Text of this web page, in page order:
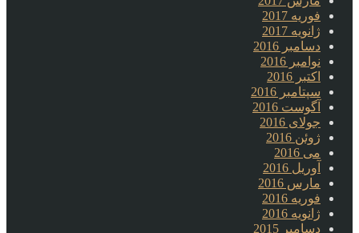
فوریه 2017
ژانویه 2017
دسامبر 2016
نوامبر 2016
اکتبر 2016
سپتامبر 2016
آگوست 2016
جولای 2016
ژوئن 2016
می 2016
آوریل 2016
مارس 2016
فوریه 2016
ژانویه 2016
دسامبر 2015